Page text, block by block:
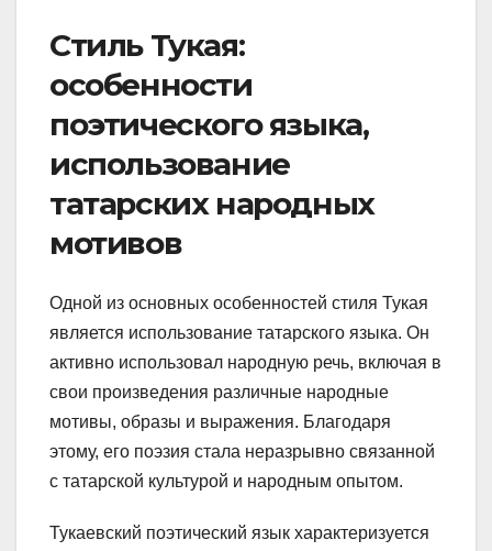
Стиль Тукая:
особенности
поэтического языка,
использование
татарских народных
мотивов
Одной из основных особенностей стиля Тукая
является использование татарского языка. Он
активно использовал народную речь, включая в
свои произведения различные народные
мотивы, образы и выражения. Благодаря
этому, его поэзия стала неразрывно связанной
с татарской культурой и народным опытом.
Тукаевский поэтический язык характеризуется